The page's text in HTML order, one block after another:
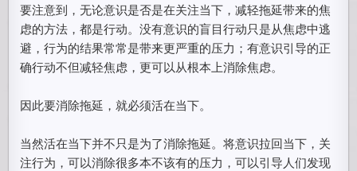
要注意到，无论意识是否是在关注当下，减轻拖延带来的焦
虑的方法，都是行动。没有意识的盲目行动只是从焦虑中逃
避，行为的结果常常是带来更严重的压力；有意识引导的正
确行动不但减轻焦虑，更可以从根本上消除焦虑。
因此要消除拖延，就必须活在当下。
当然活在当下并不只是为了消除拖延。将意识拉回当下，关
注行为，可以消除很多本不该有的压力，可以引导人们发现